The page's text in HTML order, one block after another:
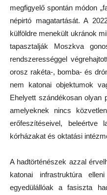
megfigyelő spontán módon
népirtó magatartását. A
külföldre menekült ukránok
tapasztalják Moszkva
rendszerességgel
orosz rakéta-, bomba- és
nem katonai objektumok
Ehelyett szándékosan olyan
amelyeknek nincs
erőfeszítéseivel, beleértve
kórházakat és oktatási
A hadtörténészek azzal
katonai infrastruktúra
egyedülállóak a fasiszta